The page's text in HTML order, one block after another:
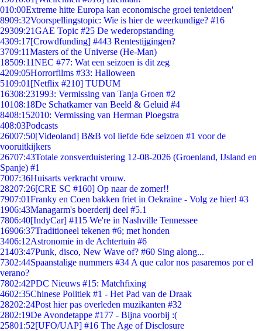
010:00Extreme hitte Europa kan economische groei tenietdoen'
8909:32Voorspellingstopic: Wie is hier de weerkundige? #16
29309:21GAE Topic #25 De wederopstanding
4309:17[Crowdfunding] #443 Rentestijgingen?
3709:11Masters of the Universe (He-Man)
18509:11NEC #77: Wat een seizoen is dit zeg
4209:05Horrorfilms #33: Halloween
5109:01 [Netflix #210] TUDUM
16308:231993: Vermissing van Tanja Groen #2
10108:18De Schatkamer van Beeld & Geluid #4
8408:152010: Vermissing van Herman Ploegstra
408:03Podcasts
26007:50[Videoland] B&B vol liefde 6de seizoen #1 voor de
vooruitkijkers
26707:43Totale zonsverduistering 12-08-2026 (Groenland, IJsland en
Spanje) #1
7007:36Huisarts verkracht vrouw.
28207:26[CRE SC #160] Op naar de zomer!!
7907:01Franky en Coen bakken friet in Oekraïne - Volg ze hier! #3
1906:43Managarm's boerderij deel #5.1
7806:40[IndyCar] #115 We're in Nashville Tennessee
16906:37Traditioneel tekenen #6; met honden
3406:12Astronomie in de Achtertuin #6
21403:47Punk, disco, New Wave of? #60 Sing along...
7302:44Spaanstalige nummers #34 A que calor nos pasaremos por el
verano?
7802:42PDC Nieuws #15: Matchfixing
4602:35Chinese Politiek #1 - Het Pad van de Draak
28202:24Post hier pas overleden muzikanten #32
2802:19De Avondetappe #177 - Bijna voorbij :(
25801:52[UFO/UAP] #16 The Age of Disclosure